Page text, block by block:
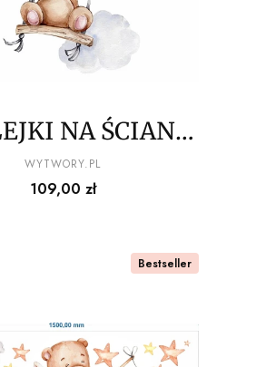
NA ŚCIANĘ
figle migle
wz1
PRODUCENT
WYTWORY.PL
Cena
109,00 zł
Bestseller